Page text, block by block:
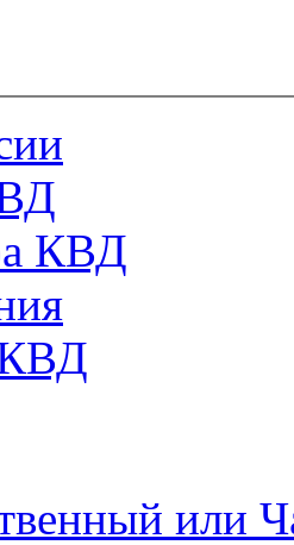
КВД
или